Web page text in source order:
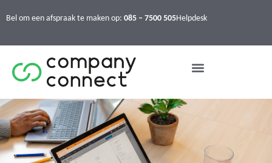
Bel om een afspraak te maken op: 085 – 7500 505Helpdesk